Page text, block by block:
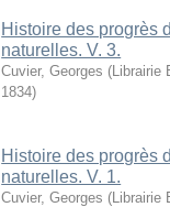
Histoire des progrès
naturelles. V. 3.
Cuvier, Georges (
1834)
Histoire des progrès
naturelles. V. 1.
Cuvier, Georges (